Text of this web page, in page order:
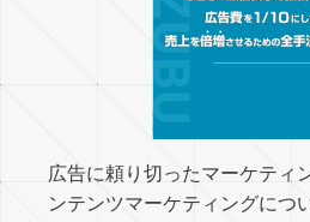
広告に頼り切ったマーケティ
ンテンツマーケティングにつ